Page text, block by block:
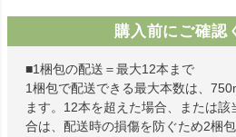
購入前にご確認
■1梱包の配送＝最大12本まで
1梱包で配送できる最大本数は、
ます。12本を超えた場合、または
合は、配送時の損傷を防ぐため2梱